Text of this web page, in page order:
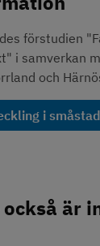
förstudien
i samverkan
och
i
också är